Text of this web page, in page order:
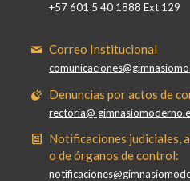
+57 601 5 40 1888 Ext 129
Correo Institucional
Denuncias por actos de
rectoria@
Notificaciones judiciales,
o de órganos de control: